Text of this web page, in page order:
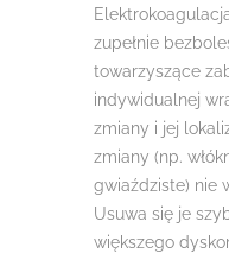
zupełnie
towarzyszące
indywidualnej
zmiany i jej
zmiany (np.
gwiaździste) nie
Usuwa się je
większego